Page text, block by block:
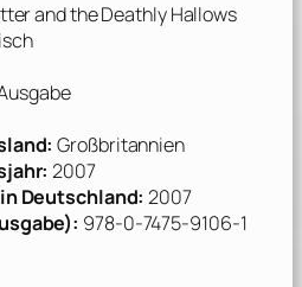
and the Deathly Hallows
Großbritannien
2007
Deutschland: 2007
978-0-7475-9106-1